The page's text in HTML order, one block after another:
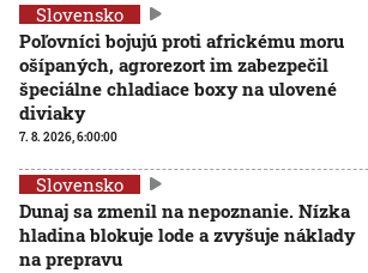
Slovensko
Poľovníci bojujú proti africkému moru
ošípaných, agrorezort im zabezpečil
špeciálne chladiace boxy na ulovené
diviaky
7. 8. 2026, 6:00:00
Slovensko
Dunaj sa zmenil na nepoznanie. Nízka
hladina blokuje lode a zvyšuje náklady
na prepravu